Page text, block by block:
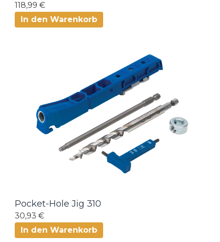
118,99 €
In den Warenkorb
Pocket-Hole Jig 310
30,93 €
In den Warenkorb